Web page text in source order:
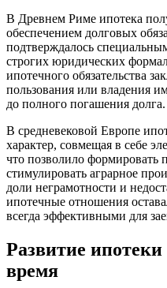
В Древнем Риме ипотека
обеспечением долговых
подтверждалось
строгих юридических
ипотечного обязательства
пользования или владения
до полного погашения долга.
В средневековой Европе
характер, совмещая в себе
что позволило
стимулировать аграрное
доли неграмотности и
ипотечные отношения
всегда эффективными для
Развитие
время